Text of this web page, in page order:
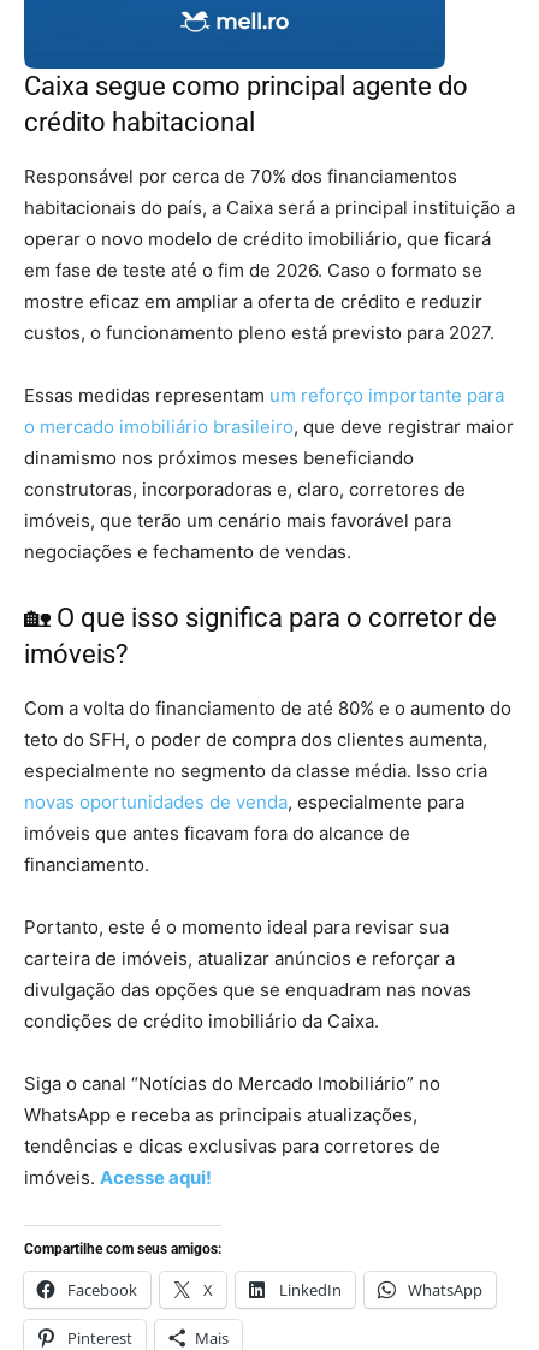
Caixa segue como principal agente do
crédito habitacional
Responsável por cerca de 70% dos financiamentos
habitacionais do país, a Caixa será a principal instituição a
operar o novo modelo de crédito imobiliário, que ficará
em fase de teste até o fim de 2026. Caso o formato se
mostre eficaz em ampliar a oferta de crédito e reduzir
custos, o funcionamento pleno está previsto para 2027.
Essas medidas representam um reforço importante para
o mercado imobiliário brasileiro, que deve registrar maior
dinamismo nos próximos meses beneficiando
construtoras, incorporadoras e, claro, corretores de
imóveis, que terão um cenário mais favorável para
negociações e fechamento de vendas.
🏡 O que isso significa para o corretor de
imóveis?
Com a volta do financiamento de até 80% e o aumento do
teto do SFH, o poder de compra dos clientes aumenta,
especialmente no segmento da classe média. Isso cria
novas oportunidades de venda, especialmente para
imóveis que antes ficavam fora do alcance de
financiamento.
Portanto, este é o momento ideal para revisar sua
carteira de imóveis, atualizar anúncios e reforçar a
divulgação das opções que se enquadram nas novas
condições de crédito imobiliário da Caixa.
Siga o canal “Notícias do Mercado Imobiliário” no
WhatsApp e receba as principais atualizações,
tendências e dicas exclusivas para corretores de
imóveis. Acesse aqui!
Compartilhe com seus amigos:
Facebook X LinkedIn WhatsApp
Pinterest Mais